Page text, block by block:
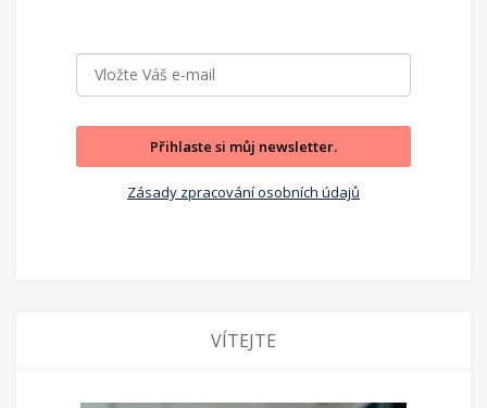
Přihlaste si můj newsletter.
Zásady zpracování osobních údajů
VÍTEJTE